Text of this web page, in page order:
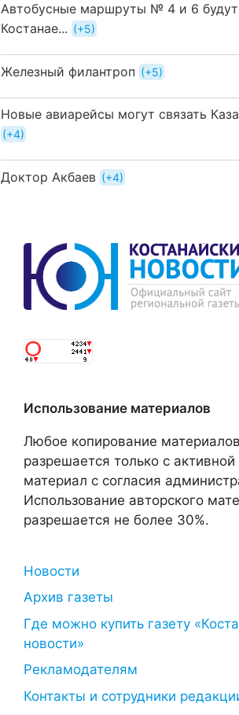
Автобусные маршруты № 4 и 6 будут
Костанае...
+5
Железный филантроп +5
Новые авиарейсы могут связать
+4
Доктор Акбаев +4
Использование материалов
Любое копирование
разрешается только с
материал с согласия
Использование авторского
разрешается не более 30%.
Новости
Архив газеты
Где можно купить газету
новости»
Рекламодателям
Контакты и сотрудники